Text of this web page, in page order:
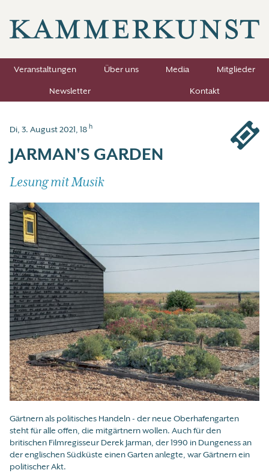
Veranstaltungen Über uns Media
Mitglieder
Newsletter
Kontakt
Di, 3. August 2021, 18 h
JARMAN'S GARDEN
Lesung mit Musik
Gärtnern als politisches Handeln - der neue Oberhafengarten
steht für alle offen, die mitgärtnern wollen. Auch für den
britischen Filmregisseur Derek Jarman, der 1990 in Dungeness an
der englischen Südküste einen Garten anlegte, war Gärtnern ein
politischer Akt.